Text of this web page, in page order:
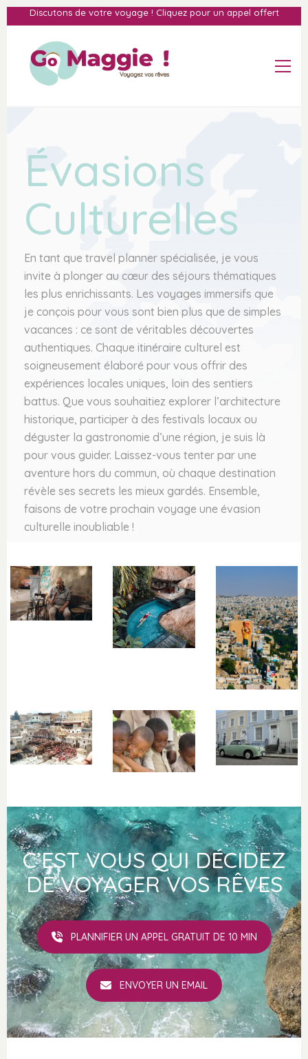
Discutons de votre voyage ! Cliquez pour un appel offert
Évasions
Culturelles
En tant que travel planner spécialisée, je vous
invite à plonger au cœur des séjours thématiques
les plus enrichissants. Les voyages immersifs que
je conçois pour vous sont bien plus que de simples
vacances : ce sont de véritables découvertes
authentiques. Chaque itinéraire culturel est
soigneusement élaboré pour vous offrir des
expériences locales uniques, loin des sentiers
battus. Que vous souhaitiez explorer l’architecture
historique, participer à des festivals locaux ou
déguster la gastronomie d’une région, je suis là
pour vous guider. Laissez-vous tenter par une
aventure hors du commun, où chaque destination
révèle ses secrets les mieux gardés. Ensemble,
faisons de votre prochain voyage une évasion
culturelle inoubliable !
C’EST VOUS QUI DÉCIDEZ
DE VOYAGER VOS RÊVES
PLANNIFIER UN APPEL GRATUIT DE 10 MIN
ENVOYER UN EMAIL